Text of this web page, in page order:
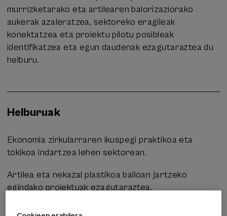
murrizketarako eta artilearen balorizaziorako
aukerak azaleratzea, sektoreko eragileak
konektatzea eta proiektu pilotu posibleak
identifikatzea eta egun daudenak ezagutaraztea du
helburu.
Helburuak
Ekonomia zirkularraren ikuspegi praktikoa eta
tokikoa indartzea lehen sektorean.
Artilea eta nekazal plastikoa balioan jartzeko
egindako proiektuak ezagutaraztea.
Enpresen, abeltzainen, eraldatzaileen eta